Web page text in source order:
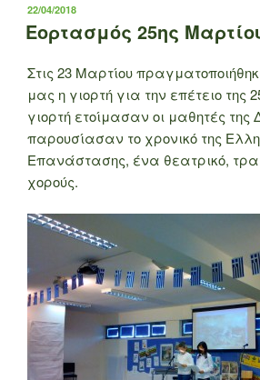
ΔΗΜΟΣΙΕΎΤΗΚΕ
ΣΤΙΣ
22/04/2018
Εορτασμός 25ης
Στις 23 Μαρτίου
μας η γιορτή για την επέτειο της
γιορτή ετοίμασαν οι μαθητές της
παρουσίασαν το χρονικό της
Επανάστασης, ένα θεατρικό,
χορούς.